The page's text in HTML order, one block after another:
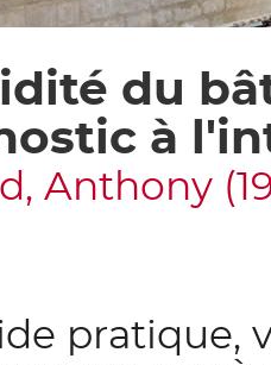
du
à
Anthony
pratique,